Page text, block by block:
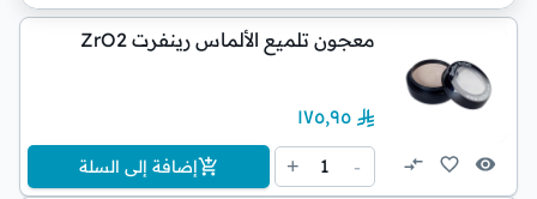
معجون تلميع الألماس رينفرت ZrO2
١٧٥٫٩٥
-
1
+ إضافة إلى السلة